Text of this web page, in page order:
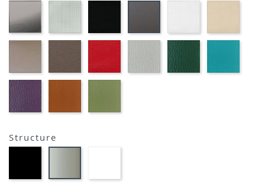
CARBON
LOOK-
SIMILI
SONOR
ALU-
SIMILI
SIMILI
EKOS
GREGE-
SIMILI
MARRON
MEXICO-
SIMILI
PLANET
ROUGE-
SIMILI
FLUSKO
GRIS
CLAIR-
FLUSKO
VERT
BOUTEILLE-
01-
FLUSKO
AUBERGINE-
Structure
opaque
-